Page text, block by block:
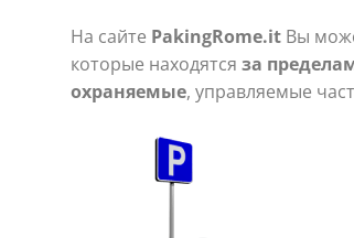
На сайте PakingRome.itВы
которые находятся за
охраняемые, управляемые